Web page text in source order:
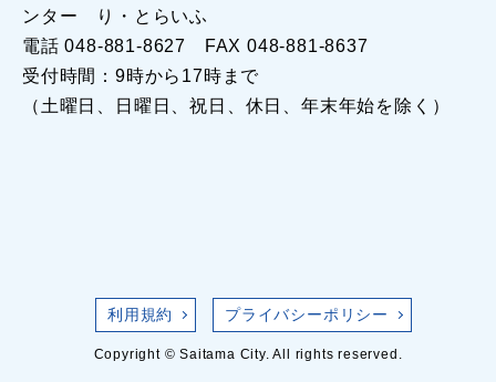
ンター り・とらいふ
電話 048-881-8627 FAX 048-881-8637
受付時間：9時から17時まで
（土曜日、日曜日、祝日、休日、年末年始を除く）
利用規約 プライバシーポリシー
Copyright © Saitama City. All rights reserved.